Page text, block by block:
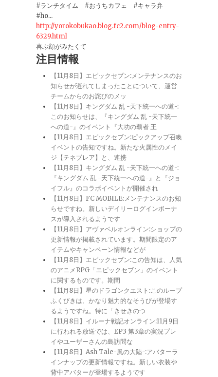
#ランチタイム #おうちカフェ #キャラ弁
#ho...
http://yorokobukao.blog.fc2.com/blog-entry-
6329.html
喜ぶ顔がみたくて
注目情報
【11月8日】エピックセブン:メンテナンスのお
知らせが遅れてしまったことについて、運営
チームからのお詫びのメッ
【11月8日】キングダム 乱 -天下統一への道-:
このお知らせは、『キングダム 乱 -天下統一
への道-』のイベント『大功の覇者 王
【11月8日】エピックセブン:ピックアップ召喚
イベントの告知ですね。新たな火属性のメイ
ジ【テネブレア】と、連携
【11月8日】キングダム 乱 -天下統一への道-:
『キングダム 乱 -天下統一への道-』と『ジョ
イフル』のコラボイベントが開催され
【11月8日】FC MOBILE:メンテナンスのお知
らせですね。新しいデイリーログインボーナ
スが導入されるようです
【11月8日】アヴァベルオンライン:ショップの
更新情報が掲載されています。期間限定のア
イテムやキャンペーン情報などが
【11月8日】エピックセブン:この告知は、人気
のアニメRPG「エピックセブン」のイベント
に関するものです。期間
【11月8日】星のドラゴンクエスト:このループ
ふくびきは、かなり魅力的なそうびが登場す
るようですね。特に「きせきのつ
【11月8日】イルーナ戦記オンライン:11月9日
に行われる放送では、EP3 第3章の実況プレ
イやユーザーさんの島訪問な
【11月8日】Ash Tale-風の大陸-:アバターラ
インナップの更新情報ですね。新しい衣装や
背中アバターが登場するようです